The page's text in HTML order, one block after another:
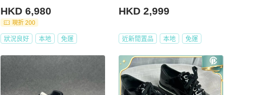
HKD 6,980
現折 200
狀況良好 本地 免運
HKD 2,999
近新閒置品 本地 免運